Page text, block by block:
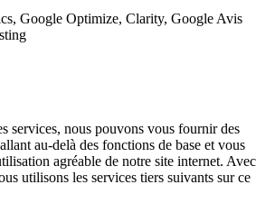
Google Optimize, Clarity, Google Avis
services, nous pouvons vous fournir des
au-delà des fonctions de base et vous
agréable de notre site internet. Avec
utilisons les services tiers suivants sur ce